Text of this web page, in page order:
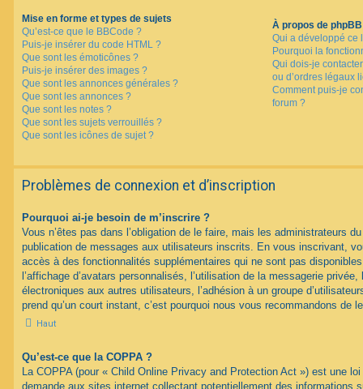
Mise en forme et types de sujets
Qu’est-ce que le BBCode ?
Puis-je insérer du code HTML ?
Que sont les émoticônes ?
Puis-je insérer des images ?
Que sont les annonces générales ?
Que sont les annonces ?
Que sont les notes ?
Que sont les sujets verrouillés ?
Que sont les icônes de sujet ?
À propos de phpBB
Qui a développé ce
Pourquoi la
Qui dois-je
ou d’ordres légaux
Comment puis-je
forum ?
Problèmes de connexion et d’inscription
Pourquoi ai-je besoin de m’inscrire ?
Vous n’êtes pas dans l’obligation de le faire, mais les administrateurs
publication de messages aux utilisateurs inscrits. En vous inscrivant,
accès à des fonctionnalités supplémentaires qui ne sont pas
l’affichage d’avatars personnalisés, l’utilisation de la messagerie privée,
électroniques aux autres utilisateurs, l’adhésion à un groupe
prend qu’un court instant, c’est pourquoi nous vous recommandons de
Haut
Qu’est-ce que la COPPA ?
La COPPA (pour « Child Online Privacy and Protection Act ») est une
demande aux sites internet collectant potentiellement des informations